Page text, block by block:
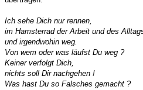
Ich sehe Dich nur rennen,
im Hamsterrad der Arbeit und des
und irgendwohin weg.
Von wem oder was läufst Du weg ?
Keiner verfolgt Dich,
nichts soll Dir nachgehen !
Was hast Du so Falsches gemacht ?